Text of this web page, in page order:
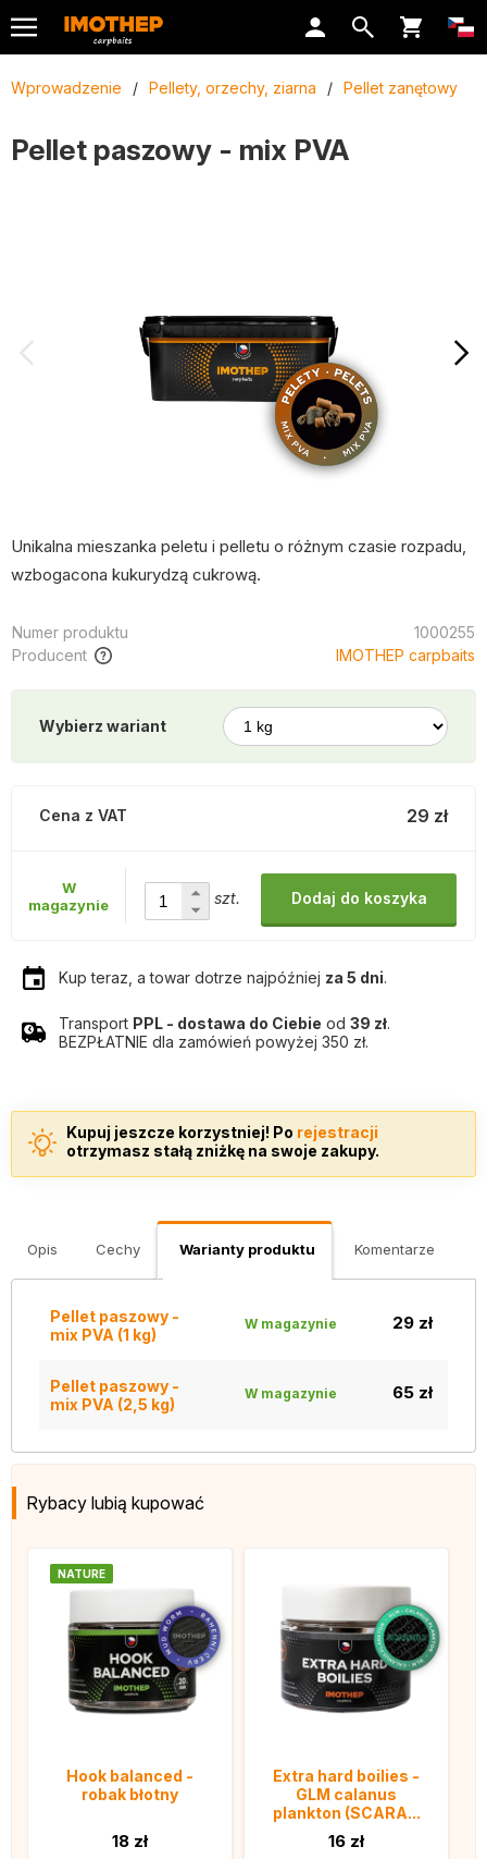
Wprowadzenie / Pellety, orzechy, ziarna / Pellet zanętowy
Pellet paszowy - mix PVA
Unikalna mieszanka peletu i pelletu o różnym czasie rozpadu,
wzbogacona kukurydzą cukrową.
Numer produktu
1000255
Producent
IMOTHEP carpbaits
Wybierz wariant
29 zł
Cena z VAT
W
magazynie
szt. Dodaj do koszyka
Kup teraz, a towar dotrze najpóźniej za 5 dni.
Transport PPL - dostawa do Ciebie od 39 zł.
BEZPŁATNIE dla zamówień powyżej 350 zł.
Kupuj jeszcze korzystniej! Po rejestracji
otrzymasz stałą zniżkę na swoje zakupy.
Opis Cechy Warianty produktu Komentarze
Pellet paszowy -
mix PVA (1 kg)
W magazynie 29 zł
Pellet paszowy -
mix PVA (2,5 kg)
W magazynie 65 zł
Rybacy lubią kupować
NATURE
Hook balanced -
robak błotny
18 zł
Extra hard boilies -
GLM calanus
plankton (SCARA...
16 zł